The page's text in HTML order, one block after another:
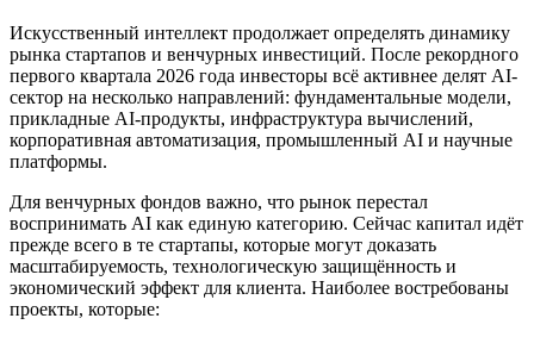
Искусственный интеллект продолжает определять динамику
рынка стартапов и венчурных инвестиций. После рекордного
первого квартала 2026 года инвесторы всё активнее делят AI-
сектор на несколько направлений: фундаментальные модели,
прикладные AI-продукты, инфраструктура вычислений,
корпоративная автоматизация, промышленный AI и научные
платформы.
Для венчурных фондов важно, что рынок перестал
воспринимать AI как единую категорию. Сейчас капитал идёт
прежде всего в те стартапы, которые могут доказать
масштабируемость, технологическую защищённость и
экономический эффект для клиента. Наиболее востребованы
проекты, которые: